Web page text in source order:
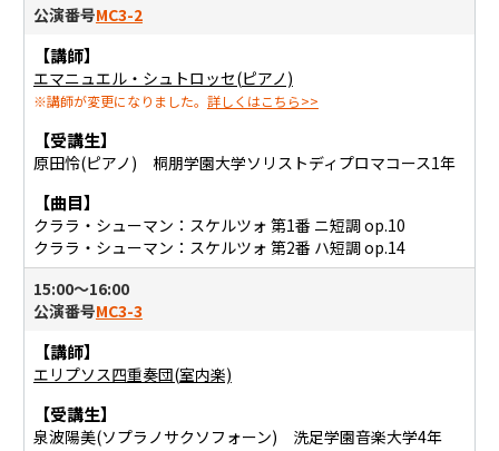
公演番号MC3-2
【講師】
エマニュエル・シュトロッセ(ピアノ)
※講師が変更になりました。 詳しくはこちら>>
【受講生】
原田怜(ピアノ) 桐朋学園大学ソリストディプロマコース1年
【曲目】
クララ・シューマン：スケルツォ 第1番 ニ短調 op.10
クララ・シューマン：スケルツォ 第2番 ハ短調 op.14
15:00〜16:00
公演番号MC3-3
【講師】
エリプソス四重奏団(室内楽)
【受講生】
泉波陽美(ソプラノサクソフォーン) 洗足学園音楽大学4年